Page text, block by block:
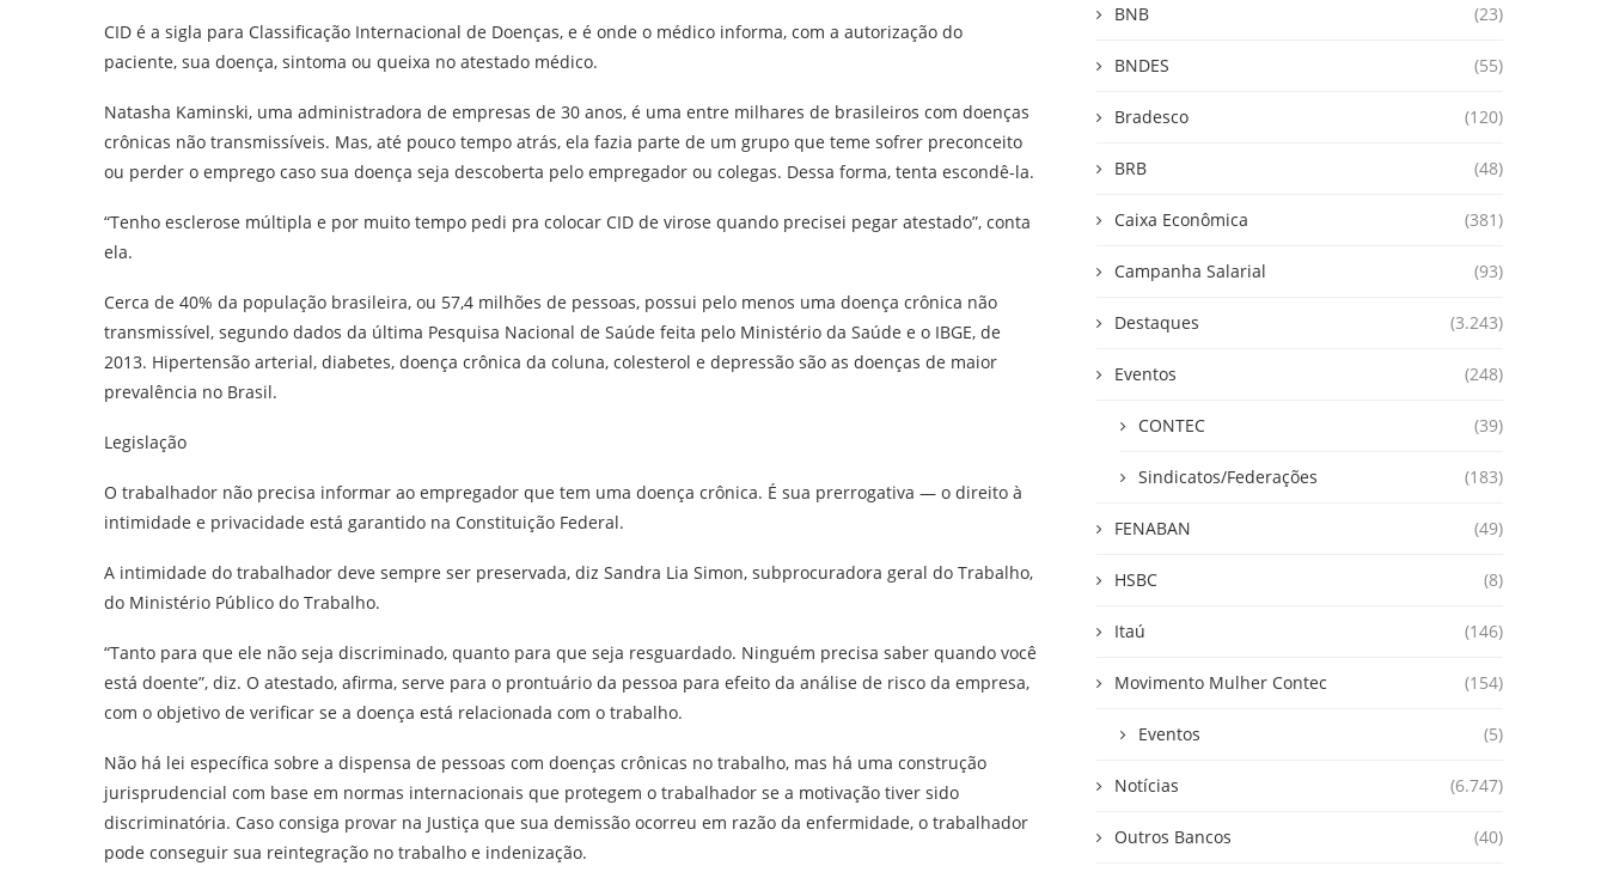
CID é a sigla para Classificação Internacional de Doenças, e é onde o médico informa, com a autorização do
paciente, sua doença, sintoma ou queixa no atestado médico.
Natasha Kaminski, uma administradora de empresas de 30 anos, é uma entre milhares de brasileiros com doenças
crônicas não transmissíveis. Mas, até pouco tempo atrás, ela fazia parte de um grupo que teme sofrer preconceito
ou perder o emprego caso sua doença seja descoberta pelo empregador ou colegas. Dessa forma, tenta escondê-la.
“Tenho esclerose múltipla e por muito tempo pedi pra colocar CID de virose quando precisei pegar atestado”, conta
ela.
Cerca de 40% da população brasileira, ou 57,4 milhões de pessoas, possui pelo menos uma doença crônica não
transmissível, segundo dados da última Pesquisa Nacional de Saúde feita pelo Ministério da Saúde e o IBGE, de
2013. Hipertensão arterial, diabetes, doença crônica da coluna, colesterol e depressão são as doenças de maior
prevalência no Brasil.
Legislação
O trabalhador não precisa informar ao empregador que tem uma doença crônica. É sua prerrogativa — o direito à
intimidade e privacidade está garantido na Constituição Federal.
A intimidade do trabalhador deve sempre ser preservada, diz Sandra Lia Simon, subprocuradora geral do Trabalho,
do Ministério Público do Trabalho.
“Tanto para que ele não seja discriminado, quanto para que seja resguardado. Ninguém precisa saber quando você
está doente”, diz. O atestado, afirma, serve para o prontuário da pessoa para efeito da análise de risco da empresa,
com o objetivo de verificar se a doença está relacionada com o trabalho.
Não há lei específica sobre a dispensa de pessoas com doenças crônicas no trabalho, mas há uma construção
jurisprudencial com base em normas internacionais que protegem o trabalhador se a motivação tiver sido
discriminatória. Caso consiga provar na Justiça que sua demissão ocorreu em razão da enfermidade, o trabalhador
pode conseguir sua reintegração no trabalho e indenização.
BNB (23)
BNDES (55)
Bradesco (120)
BRB (48)
Caixa Econômica (381)
Campanha Salarial (93)
Destaques (3.243)
Eventos (248)
CONTEC (39)
Sindicatos/Federações (183)
FENABAN (49)
HSBC (8)
Itaú (146)
Movimento Mulher Contec (154)
Eventos (5)
Notícias (6.747)
Outros Bancos (40)